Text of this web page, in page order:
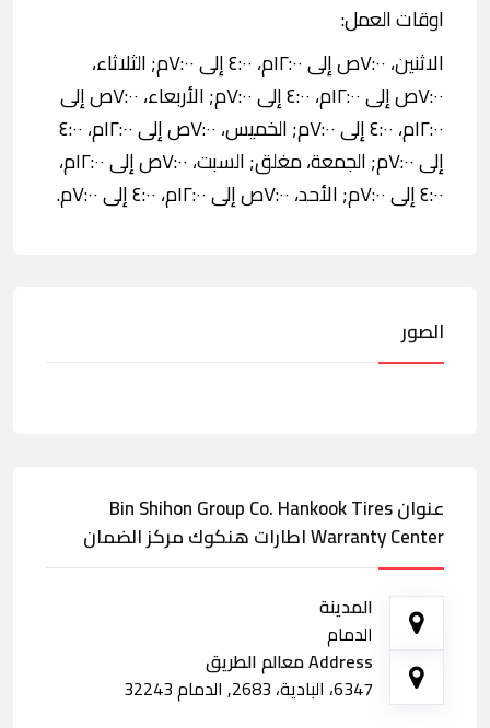
اوقات العمل:
الاثنين، ٧:٠٠ص إلى ١٢:٠٠م، ٤:٠٠ إلى ٧:٠٠م; الثلاثاء،
٧:٠٠ص إلى ١٢:٠٠م، ٤:٠٠ إلى ٧:٠٠م; الأربعاء، ٧:٠٠ص إلى
١٢:٠٠م، ٤:٠٠ إلى ٧:٠٠م; الخميس، ٧:٠٠ص إلى ١٢:٠٠م، ٤:٠٠
إلى ٧:٠٠م; الجمعة، مغلق; السبت، ٧:٠٠ص إلى ١٢:٠٠م،
٤:٠٠ إلى ٧:٠٠م; الأحد، ٧:٠٠ص إلى ١٢:٠٠م، ٤:٠٠ إلى ٧:٠٠م.
الصور
عنوان Bin Shihon Group Co. Hankook Tires
Warranty Center اطارات هنكوك مركز الضمان
المدينة
الدمام
Address معالم الطريق
6347، البادية، 2683, الدمام 32243